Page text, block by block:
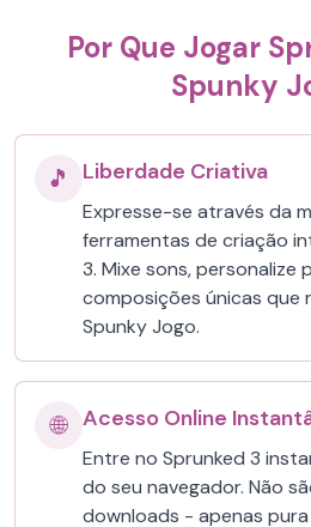
Por Que Jogar
Spunky
🎵 Liberdade Criativa
Expresse-se através da
ferramentas de criação
3. Mixe sons, personalize
composições únicas que
Spunky Jogo.
🌐 Acesso Online
Entre no Sprunked 3
do seu navegador. Não
downloads - apenas